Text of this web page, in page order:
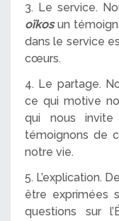
3. Le service.
oïkosun
dans le service
cœurs.
4. Le partage.
ce qui motive
qui nous
témoignons de
notre vie.
5. L’explication.
être exprimées
questions sur